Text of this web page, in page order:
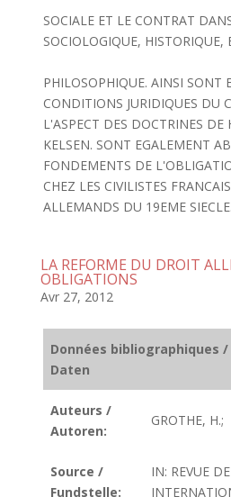
SOCIALE ET LE CONTRAT
SOCIOLOGIQUE, HISTORIQUE,
PHILOSOPHIQUE. AINSI SONT
CONDITIONS JURIDIQUES DU
L'ASPECT DES DOCTRINES DE
KELSEN. SONT EGALEMENT
FONDEMENTS DE
CHEZ LES CIVILISTES
ALLEMANDS DU 19EME SIECLE.
LA REFORME DU DROIT
OBLIGATIONS
Avr 27, 2012
Données bibliographiques
Daten
Auteurs /
Autoren:
GROTHE, H.;
Source /
Fundstelle:
IN: REVUE